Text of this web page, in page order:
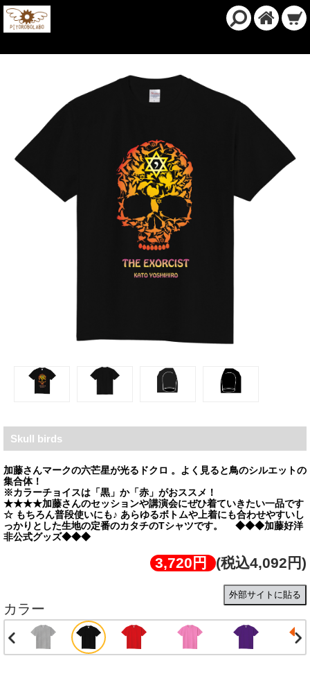
Skull birds
加藤さんマークの六芒星が光るドクロ 。よく見ると鳥のシルエットの
集合体！
※カラーチョイスは「黒」か「赤」がおススメ！
★★★★加藤さんのセッションや講演会にぜひ着ていきたい一品です
☆ もちろん普段使いにも♪ あらゆるボトムや上着にも合わせやすいし
っかりとした生地の定番のカタチのTシャツです。 ◆◆◆加藤好洋
非公式グッズ◆◆◆
3,720円 (税込4,092円)
外部サイトに貼る
カラー